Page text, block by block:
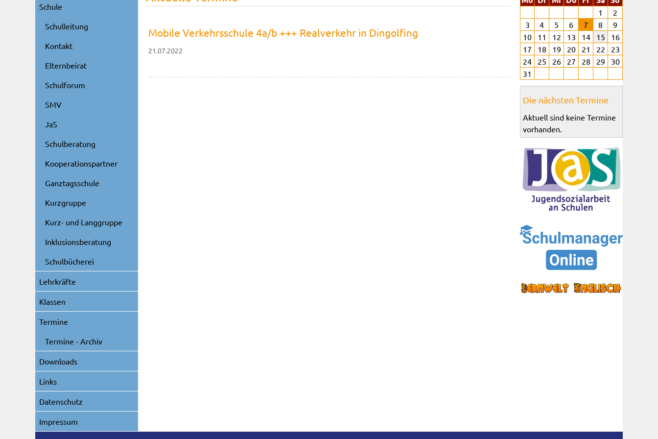
Mobile Verkehrsschule 4a/b +++ Realverkehr in Dingolfing
21.07.2022
Schule
Schulleitung
Kontakt
Elternbeirat
Schulforum
SMV
JaS
Schulberatung
Kooperationspartner
Ganztagsschule
Kurzgruppe
Kurz- und Langgruppe
Inklusionsberatung
Schulbücherei
Lehrkräfte
Klassen
Termine
Termine - Archiv
Downloads
Links
Datenschutz
Impressum
1
2
3
4 5 6 7 8
9
10
11 12 13 14 15
16
17
18 19 20 21 22
23
24
25 26 27 28 29
30
31
Die nächsten Termine
Aktuell sind keine Termine
vorhanden.